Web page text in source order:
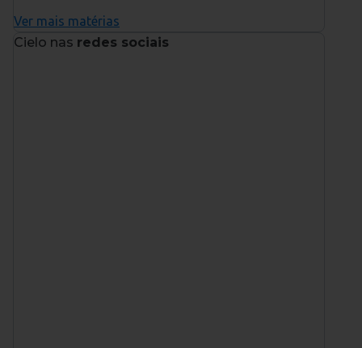
Ver mais matérias
Cielo nas redes sociais